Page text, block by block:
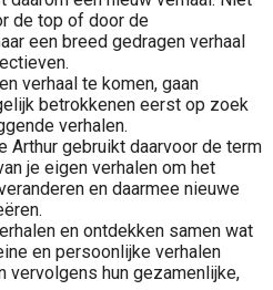
de top of door de
een breed gedragen verhaal
verhaal te komen, gaan
betrokkenen eerst op zoek
verhalen.
Arthur gebruikt daarvoor de term
je eigen verhalen om het
en daarmee nieuwe
en ontdekken samen wat
en persoonlijke verhalen
vervolgens hun gezamenlijke,